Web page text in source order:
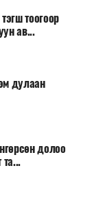
тоогоор
ав...
дулаан
долоо
та...